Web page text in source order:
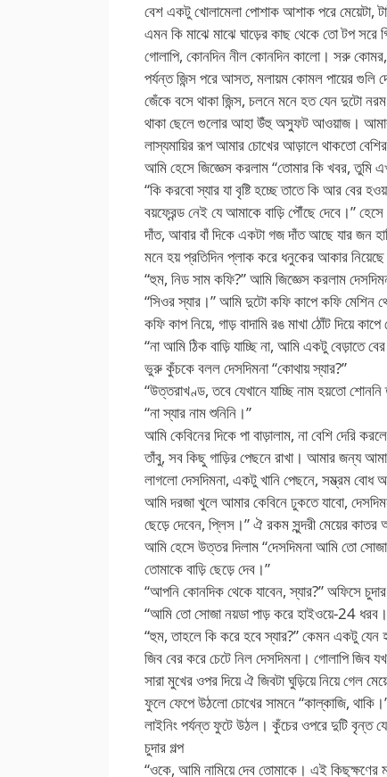
বেশ একটু খোলামেলা পোশাক আশাক পরে মেয়েটা,
এমন কি মাঝে মাঝে ঘাড়ের কাছ থেকে তো টপ সরে
গোলাপি, কোনদিন নীল কোনদিন কালো। সরু
পর্যন্ত জিন্স পরে আসত, মলায়ম কোমল পায়ের গুলি
জেঁকে বসে থাকা জিন্স, চলনে মনে হত যেন দুটো
থাকা ছেলে গুলোর আহা উঁহু অস্ফুট আওয়াজ। আমার
লাস্যমায়ির রূপ আমার চোখের আড়ালে থাকতো
আমি হেসে জিজ্ঞেস করলাম “তোমার কি খবর, তুমি
“কি করবো স্যার যা বৃষ্টি হচ্ছে তাতে কি আর
বয়ফ্রেন্ড নেই যে আমাকে বাড়ি পৌঁছে দেবে।”
দাঁত, আবার বাঁ দিকে একটা গজ দাঁত আছে যার জন
মনে হয় প্রতিদিন প্লাক করে ধনুকের আকার
“হুম, নিড সাম কফি?” আমি জিজ্ঞেস করলাম
“সিওর স্যার।” আমি দুটো কফি কাপে কফি মেশিন
কফি কাপ নিয়ে, গাড় বাদামি রঙ মাখা ঠোঁট দিয়ে
“না আমি ঠিক বাড়ি যাচ্ছি না, আমি একটু বেড়াতে
ভুরু কুঁচকে বলল দেসদিমনা “কোথায় স্যার?”
“উত্তরাখণ্ড, তবে যেখানে যাচ্ছি নাম হয়তো শোননি
“না স্যার নাম শুনিনি।”
আমি কেবিনের দিকে পা বাড়ালাম, না বেশি দেরি
তাঁবু, সব কিছু গাড়ির পেছনে রাখা। আমার জন্য
লাগলো দেসদিমনা, একটু খানি পেছনে, সম্ভ্রম বোধ
আমি দরজা খুলে আমার কেবিনে ঢুকতে যাবো,
ছেড়ে দেবেন, প্লিস।” ঐ রকম সুন্দরী মেয়ের কাতর
আমি হেসে উত্তর দিলাম “দেসদিমনা আমি তো
তোমাকে বাড়ি ছেড়ে দেব।”
“আপনি কোনদিক থেকে যাবেন, স্যার?” অফিসে চুদার
“আমি তো সোজা নয়ডা পাড় করে হাইওয়ে-24 ধরব।
“হুম, তাহলে কি করে হবে স্যার?” কেমন একটু যেন
জিব বের করে চেটে নিল দেসদিমনা। গোলাপি
সারা মুখের ওপর দিয়ে ঐ জিবটা ঘুড়িয়ে নিয়ে গেল
ফুলে ফেপে উঠলো চোখের সামনে “কাল্কাজি,
লাইনিং পর্যন্ত ফুটে উঠল। কুঁচের ওপরে দুটি বৃন্ত
চুদার গল্প
“ওকে, আমি নামিয়ে দেব তোমাকে। এই কিছুক্ষণের